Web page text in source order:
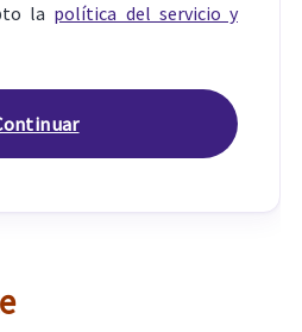
la política del servicio y